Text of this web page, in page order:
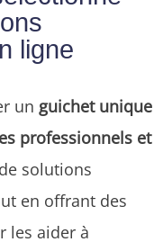
ligne
un guichet unique
professionnels et
solutions
en offrant des
les aider à